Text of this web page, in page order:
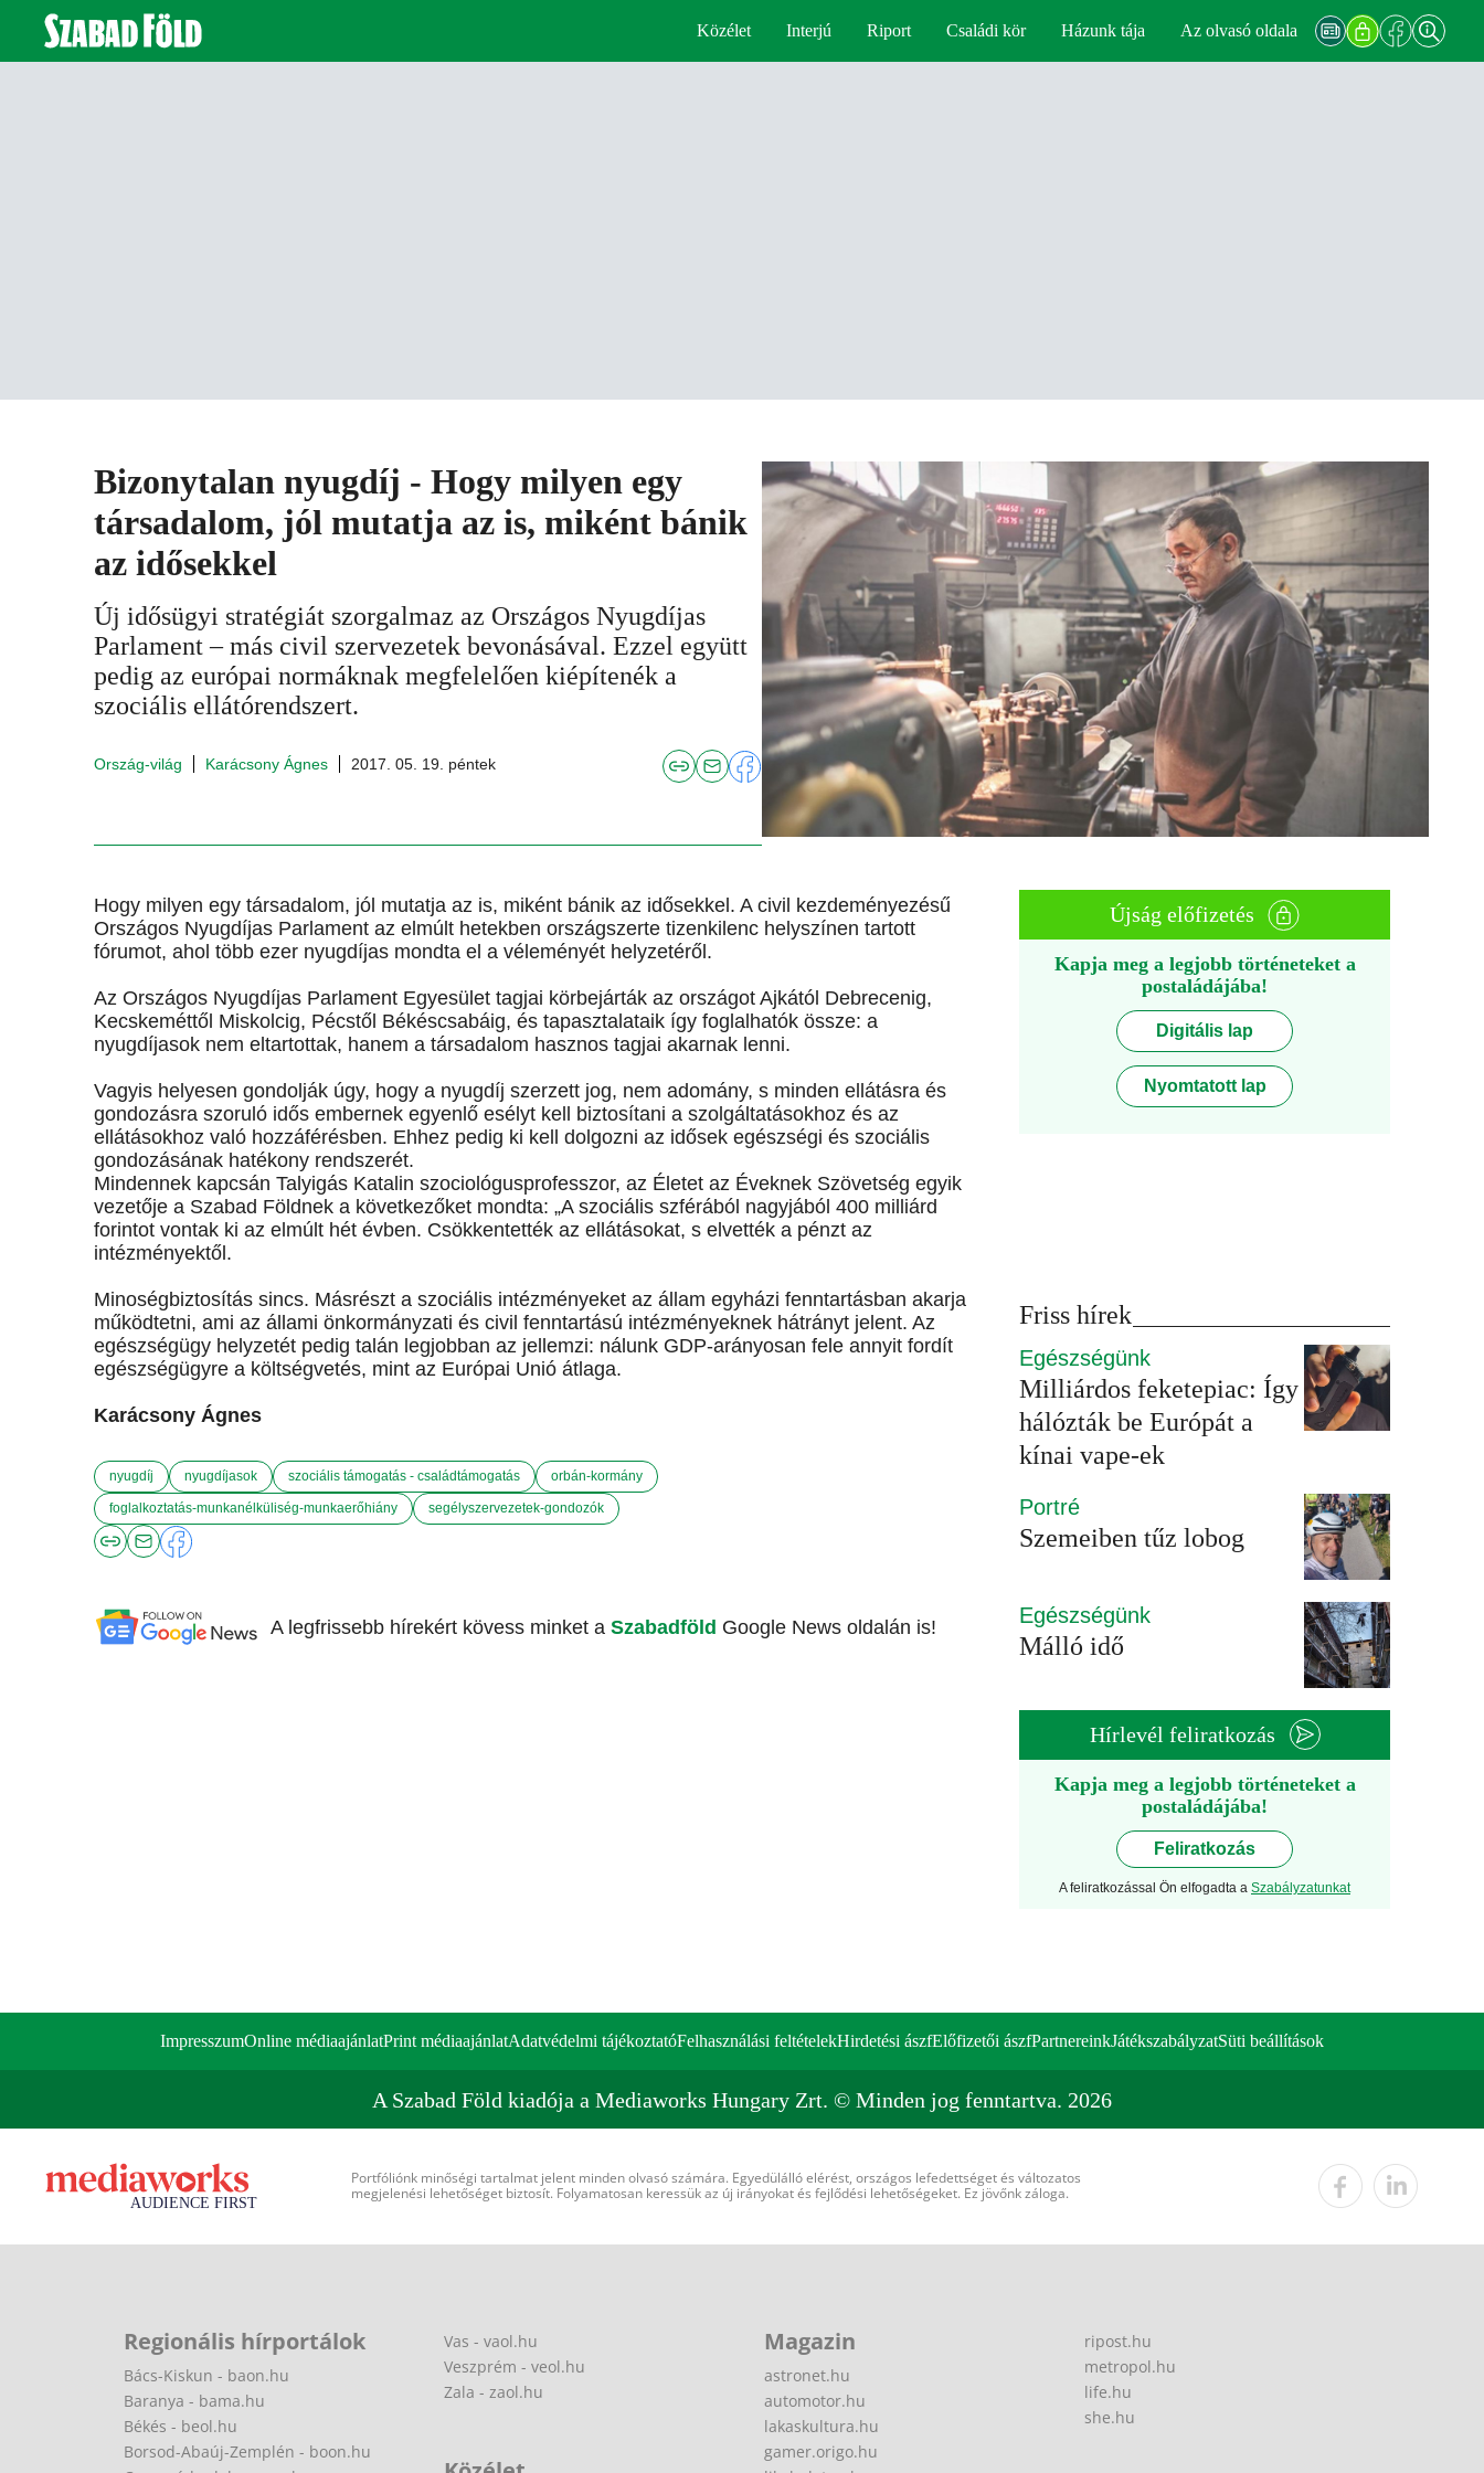
Közélet Interjú Riport Családi kör Házunk tája Az olvasó oldala
Bizonytalan nyugdíj - Hogy milyen egy
társadalom, jól mutatja az is, miként bánik
az idősekkel
Új idősügyi stratégiát szorgalmaz az Országos Nyugdíjas
Parlament – más civil szervezetek bevonásával. Ezzel együtt
pedig az európai normáknak megfelelően kiépítenék a
szociális ellátórendszert.
Ország-világ Karácsony Ágnes 2017. 05. 19. péntek
Hogy milyen egy társadalom, jól mutatja az is, miként bánik az idősekkel. A civil kezdeményezésű
Országos Nyugdíjas Parlament az elmúlt hetekben országszerte tizenkilenc helyszínen tartott
fórumot, ahol több ezer nyugdíjas mondta el a véleményét helyzetéről.
Az Országos Nyugdíjas Parlament Egyesület tagjai körbejárták az országot Ajkától Debrecenig,
Kecskeméttől Miskolcig, Pécstől Békéscsabáig, és tapasztalataik így foglalhatók össze: a
nyugdíjasok nem eltartottak, hanem a társadalom hasznos tagjai akarnak lenni.
Vagyis helyesen gondolják úgy, hogy a nyugdíj szerzett jog, nem adomány, s minden ellátásra és
gondozásra szoruló idős embernek egyenlő esélyt kell biztosítani a szolgáltatásokhoz és az
ellátásokhoz való hozzáférésben. Ehhez pedig ki kell dolgozni az idősek egészségi és szociális
gondozásának hatékony rendszerét.
Mindennek kapcsán Talyigás Katalin szociológusprofesszor, az Életet az Éveknek Szövetség egyik
vezetője a Szabad Földnek a következőket mondta: „A szociális szférából nagyjából 400 milliárd
forintot vontak ki az elmúlt hét évben. Csökkentették az ellátásokat, s elvették a pénzt az
intézményektől.
Minoségbiztosítás sincs. Másrészt a szociális intézményeket az állam egyházi fenntartásban akarja
működtetni, ami az állami önkormányzati és civil fenntartású intézményeknek hátrányt jelent. Az
egészségügy helyzetét pedig talán legjobban az jellemzi: nálunk GDP-arányosan fele annyit fordít
egészségügyre a költségvetés, mint az Európai Unió átlaga.
Karácsony Ágnes
nyugdíj nyugdíjasok szociális támogatás - családtámogatás orbán-kormány
foglalkoztatás-munkanélküliség-munkaerőhiány segélyszervezetek-gondozók
A legfrissebb hírekért kövess minket a Szabadföld Google News oldalán is!
Újság előfizetés
Kapja meg a legjobb történeteket a
postaládájába!
Digitális lap
Nyomtatott lap
Friss hírek
Egészségünk
Milliárdos feketepiac: Így
hálózták be Európát a
kínai vape-ek
Portré
Szemeiben tűz lobog
Egészségünk
Málló idő
Hírlevél feliratkozás
Kapja meg a legjobb történeteket a
postaládájába!
Feliratkozás
A feliratkozással Ön elfogadta a Szabályzatunkat
ImpresszumOnline médiaajánlatPrint médiaajánlatAdatvédelmi tájékoztatóFelhasználási feltételekHirdetési ászfElőfizetői ászfPartnereinkJátékszabályzatSüti beállítások
A Szabad Föld kiadója a Mediaworks Hungary Zrt. © Minden jog fenntartva. 2026
Portfóliónk minőségi tartalmat jelent minden olvasó számára. Egyedülálló elérést, országos lefedettséget és változatos
megjelenési lehetőséget biztosít. Folyamatosan keressük az új irányokat és fejlődési lehetőségeket. Ez jövőnk záloga.
Regionális hírportálok
Bács-Kiskun - baon.hu
Baranya - bama.hu
Békés - beol.hu
Borsod-Abaúj-Zemplén - boon.hu
Vas - vaol.hu
Veszprém - veol.hu
Zala - zaol.hu
Magazin
astronet.hu
automotor.hu
lakaskultura.hu
gamer.origo.hu
ripost.hu
metropol.hu
life.hu
she.hu